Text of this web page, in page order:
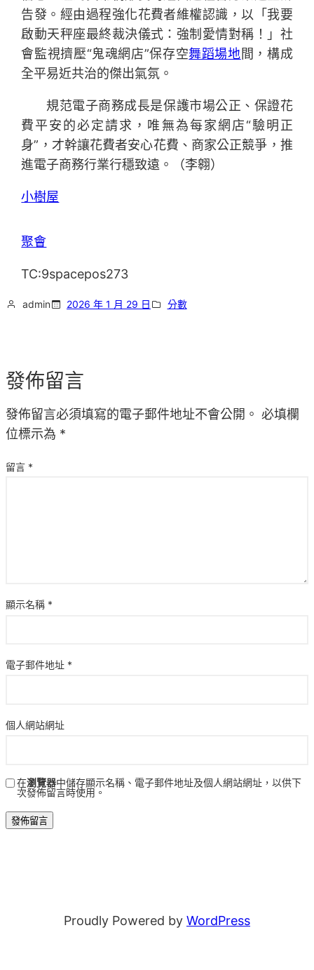
告發。經由過程強化花費者維權認識，以「我要
啟動天秤座最終裁決儀式：強制愛情對稱！」社
會監視擠壓“鬼魂網店”保存空舞蹈場地間，構成
全平易近共治的傑出氣氛。
規范電子商務成長是保護市場公正、保證花
費平安的必定請求，唯無為每家網店“驗明正
身”，才幹讓花費者安心花費、商家公正競爭，推
進電子商務行業行穩致遠。（李翱）
小樹屋
聚會
TC:9spacepos273
admin 2026 年 1 月 29 日 分數
發佈留言
發佈留言必須填寫的電子郵件地址不會公開。 必填欄
位標示為 *
留言 *
顯示名稱 *
電子郵件地址 *
個人網站網址
在瀏覽器中儲存顯示名稱、電子郵件地址及個人網站網址，以供下
次發佈留言時使用。
Proudly Powered by WordPress